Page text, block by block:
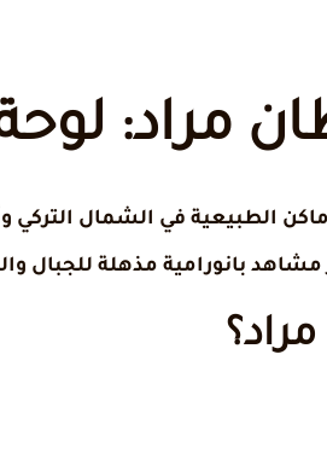
مراد:
الطبيعية في الشمال التركي
مشاهد بانورامية مذهلة للجبال